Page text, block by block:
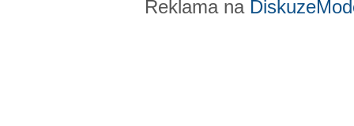
Reklama na